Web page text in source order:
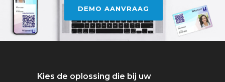
DEMO AANVRAAG
Kies de oplossing die bij uw